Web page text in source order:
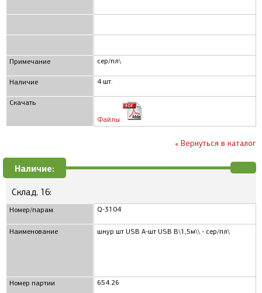
Примечание
Наличие
Скачать
сер/пл\
4 шт.
Файлы
« Вернуться в каталог
Наличие:
Склад, 16:
Номер/парам.
Наименование
Номер партии
Q-3104
шнур шт USB A-шт USB B\1,5м\\ - сер/пл\
654.26